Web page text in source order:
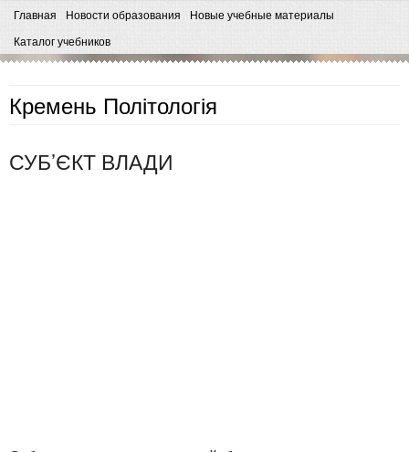
Главная Новости образования
Новые учебные материалы
Каталог учебников
Кремень Політологія
СУБ’ЄКТ ВЛАДИ